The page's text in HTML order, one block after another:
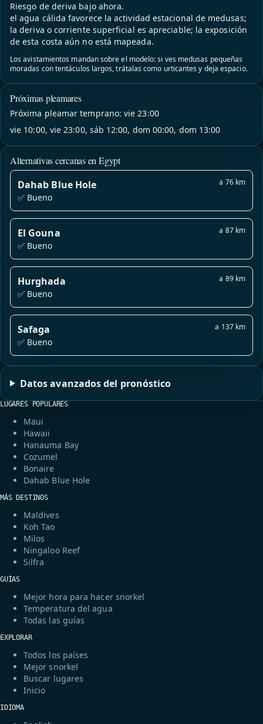
Riesgo de deriva bajo ahora.
el agua cálida favorece la actividad estacional de medusas;
la deriva o corriente superficial es apreciable; la exposición
de esta costa aún no está mapeada.
Los avistamientos mandan sobre el modelo: si ves medusas pequeñas
moradas con tentáculos largos, trátalas como urticantes y deja espacio.
Próximas pleamares
Próxima pleamar temprano: vie 23:00
vie 10:00, vie 23:00, sáb 12:00, dom 00:00, dom 13:00
Alternativas cercanas en Egypt
Dahab Blue Hole a 76 km
✅ Bueno
El Gouna a 87 km
✅ Bueno
Hurghada a 89 km
✅ Bueno
Safaga a 137 km
✅ Bueno
Datos avanzados del pronóstico
LUGARES POPULARES
Maui
Hawaii
Hanauma Bay
Cozumel
Bonaire
Dahab Blue Hole
MÁS DESTINOS
Maldives
Koh Tao
Milos
Ningaloo Reef
Silfra
GUÍAS
Mejor hora para hacer snorkel
Temperatura del agua
Todas las guías
EXPLORAR
Todos los países
Mejor snorkel
Buscar lugares
Inicio
IDIOMA